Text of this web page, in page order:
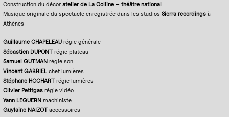
Construction du décoratelier de La Colline – théâtre national
Musique originale du spectacle enregistrée dans les studiosSierra recordings à
Athènes
Guillaume CHAPELEAU régie générale
Sébastien DUPONTrégie plateau
Samuel GUTMAN régie son
Vincent GABRIEL chef lumières
Stéphane HOCHARTrégie lumières
Olivier Petitgas régie vidéo
Yann LEGUERN machiniste
Guylaine NAIZOTaccessoires